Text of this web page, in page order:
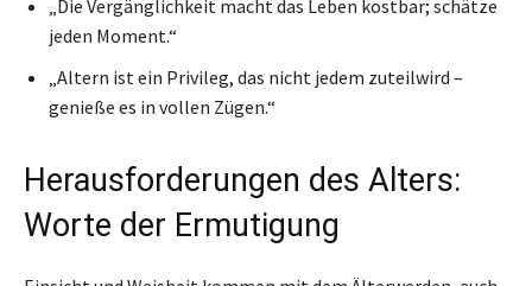
„Die Vergänglichkeit macht das Leben kostbar; schätze
jeden Moment.“
„Altern ist ein Privileg, das nicht jedem zuteilwird –
genieße es in vollen Zügen.“
Herausforderungen des Alters:
Worte der Ermutigung